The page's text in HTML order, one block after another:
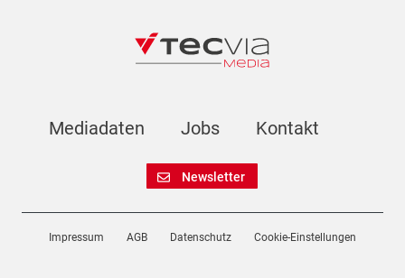
Mediadaten Jobs Kontakt
Newsletter
Impressum AGB Datenschutz Cookie-Einstellungen